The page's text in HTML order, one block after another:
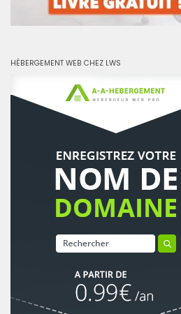
HÉBERGEMENT WEB CHEZ LWS